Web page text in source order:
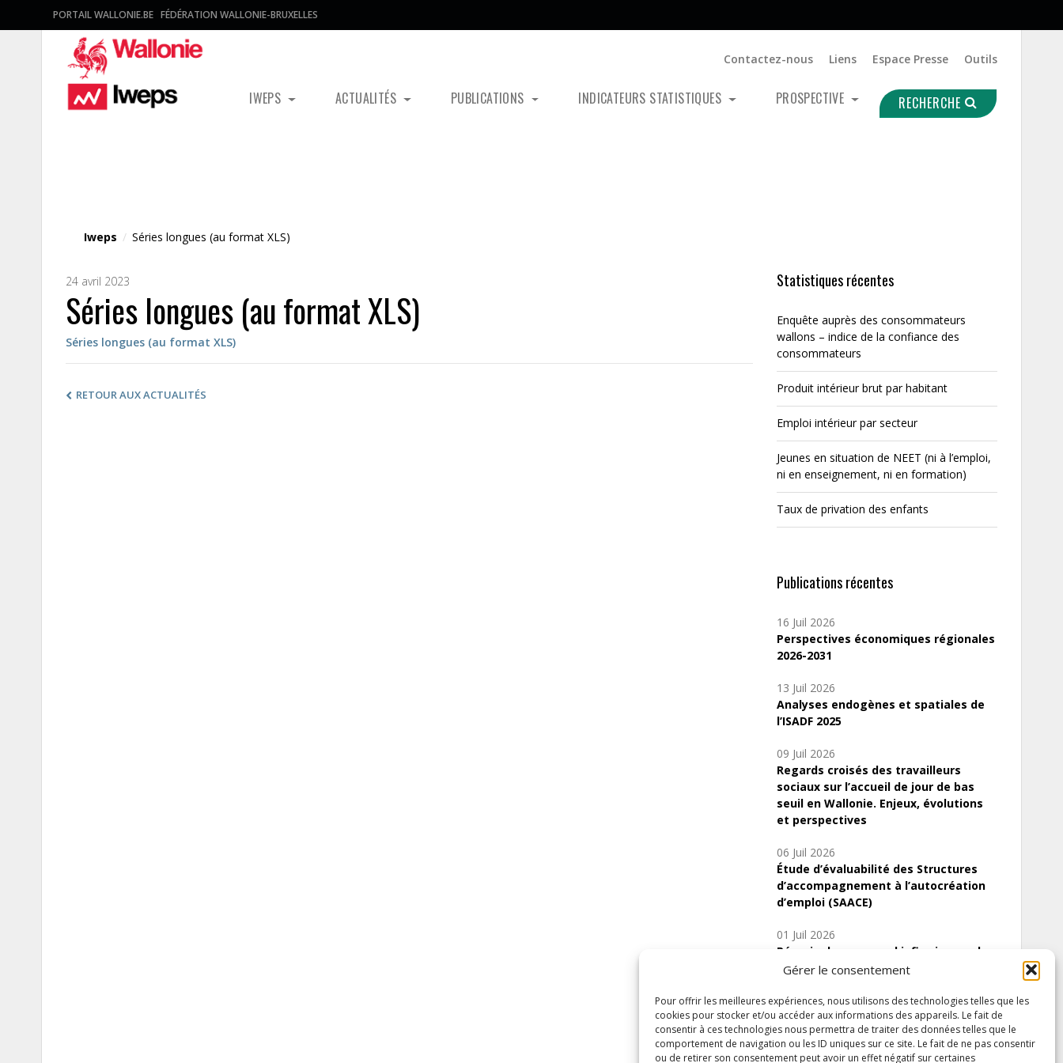
Gérer le consentement
Pour offrir les meilleures expériences, nous utilisons des technologies telles que les
cookies pour stocker et/ou accéder aux informations des appareils. Le fait de
consentir à ces technologies nous permettra de traiter des données telles que le
comportement de navigation ou les ID uniques sur ce site. Le fait de ne pas consentir
ou de retirer son consentement peut avoir un effet négatif sur certaines
PORTAIL WALLONIE.BE FÉDÉRATION WALLONIE-BRUXELLES
Contactez-nous Liens Espace Presse Outils
IWEPS ACTUALITÉS PUBLICATIONS INDICATEURS STATISTIQUES PROSPECTIVE RECHERCHE
Iweps / Séries longues (au format XLS)
24 avril 2023
Séries longues (au format XLS)
Séries longues (au format XLS)
RETOUR AUX ACTUALITÉS
Statistiques récentes
Enquête auprès des consommateurs
wallons – indice de la confiance des
consommateurs
Produit intérieur brut par habitant
Emploi intérieur par secteur
Jeunes en situation de NEET (ni à l’emploi,
ni en enseignement, ni en formation)
Taux de privation des enfants
Publications récentes
16 Juil 2026
Perspectives économiques régionales
2026-2031
13 Juil 2026
Analyses endogènes et spatiales de
l’ISADF 2025
09 Juil 2026
Regards croisés des travailleurs
sociaux sur l’accueil de jour de bas
seuil en Wallonie. Enjeux, évolutions
et perspectives
06 Juil 2026
Étude d’évaluabilité des Structures
d’accompagnement à l’autocréation
d’emploi (SAACE)
01 Juil 2026
Pénurie du personnel infirmier :quels
indicateurs d’offre de soins pour
Inscrivez-vous à notre newsletter